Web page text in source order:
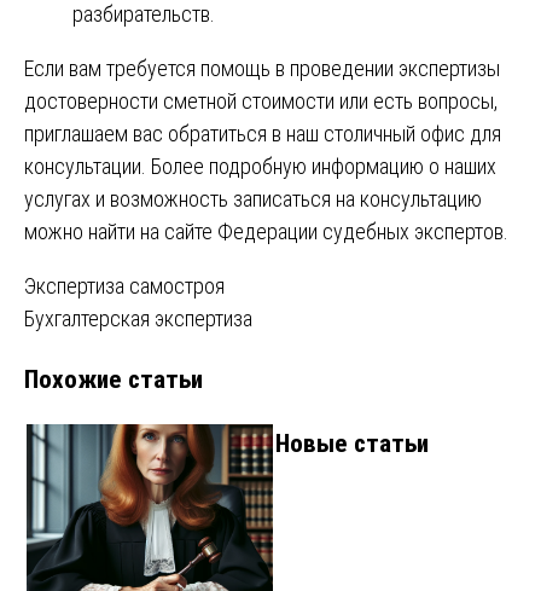
разбирательств.
Если вам требуется помощь в проведении экспертизы
достоверности сметной стоимости или есть вопросы,
приглашаем вас обратиться в наш столичный офис для
консультации. Более подробную информацию о наших
услугах и возможность записаться на консультацию
можно найти на сайте Федерации судебных экспертов.
Навигация
по
записям
Экспертиза самостроя
Бухгалтерская экспертиза
Похожие статьи
Новые статьи